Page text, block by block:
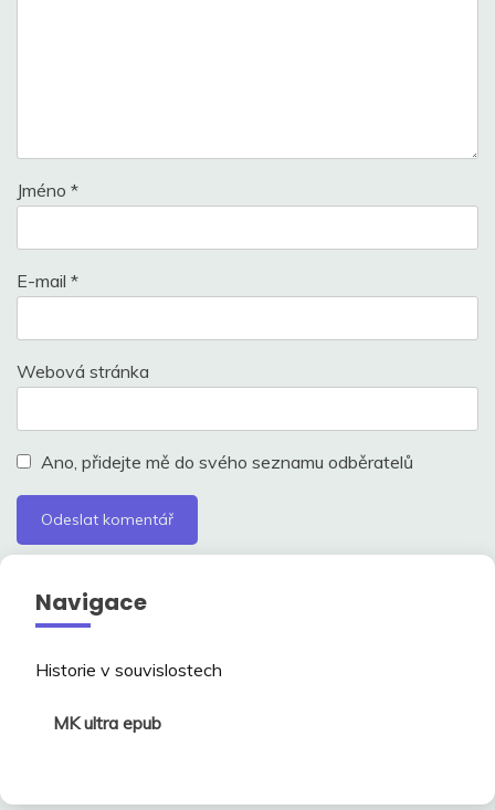
Jméno *
E-mail *
Webová stránka
Ano, přidejte mě do svého seznamu odběratelů
Navigace
Historie v souvislostech
MK ultra epub